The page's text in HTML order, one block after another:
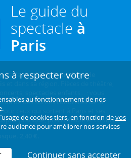
Le guide du
spectacle à
Paris
estl'hebdomadaire de
et dans sa région. Pièces de théâtre,
spectacles enfants... : vous
des sorties culturelles de la
ceux qui sortent à Paris et ses
pratique, précis, fiable et complet.
2,40 €.
à respecter votre
au fonctionnement de nos
l’usage de cookies tiers, en fonction devos
audience pour améliorer nos services
Continuer sans accepter